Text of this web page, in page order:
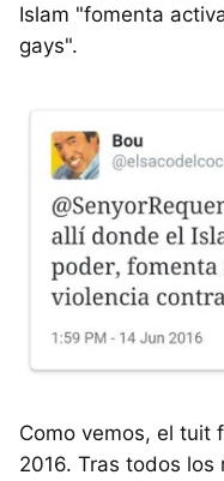
Islam "fomenta
gays".
Como vemos, el tuit
2016. Tras todos los